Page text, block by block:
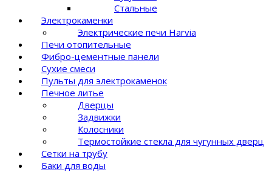
Стальные
Электрокаменки
Электрические печи Harvia
Печи отопительные
Фибро-цементные панели
Сухие смеси
Пульты для электрокаменок
Печное литье
Дверцы
Задвижки
Колосники
Термостойкие стекла для чугунных дверц
Сетки на трубу
Баки для воды